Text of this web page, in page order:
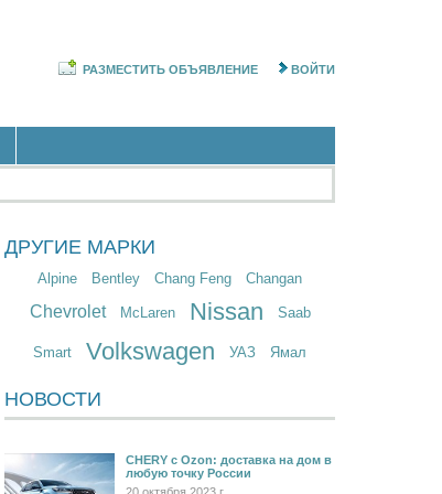
РАЗМЕСТИТЬ ОБЪЯВЛЕНИЕ ВОЙТИ
ДРУГИЕ МАРКИ
Alpine Bentley Chang Feng Changan
Chevrolet McLaren Nissan Saab
Smart Volkswagen УАЗ Ямал
НОВОСТИ
CHERY c Ozon: доставка на дом в
любую точку России